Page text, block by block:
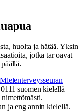
huolta ja hätää. Yksin
jotka tarjoavat
suomen kielellä
ja englannin kielellä.